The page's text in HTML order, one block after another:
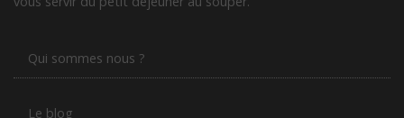
Qui sommes nous ?
Le blog